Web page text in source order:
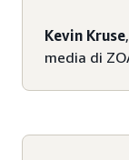
Kevin Kruse
media di